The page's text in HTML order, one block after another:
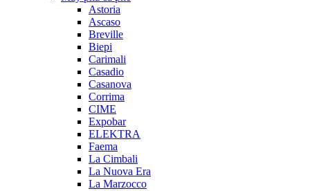
Astoria
Ascaso
Breville
Biepi
Carimali
Casadio
Casanova
Corrima
CIME
Expobar
ELEKTRA
Faema
La Cimbali
La Nuova Era
La Marzocco